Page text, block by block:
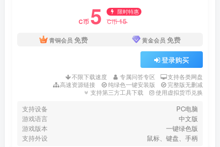
C币 5 限时特惠
C币15
青铜会员 免费 黄金会员 免费
登录购买
不限下载速度 专属问答专区
支持各类网盘
高速资源链接
纯绿色一键安装版
完整版无删减
支持第三方工具下载
使用虚拟货币兑换
支持设备
PC电脑
游戏语言
中文版
游戏版本
一键绿色版
支持外设
鼠标、键盘、手柄